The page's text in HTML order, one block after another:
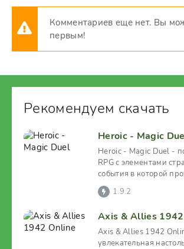
Комментариев еще нет. Вы
первым!
Рекомендуем скачать
Heroic - Magic
Heroic - Magic Duel -
RPG с элементами
события в которой
фэнтезийном
1.9.2
Axis & Allies
Axis & Allies 1942
увлекательная